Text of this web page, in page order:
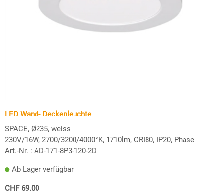
LED Wand- Deckenleuchte
SPACE, Ø235, weiss
230V/16W, 2700/3200/4000°K, 1710lm, CRI80, IP20, Phase
Art.-Nr. : AD-171-8P3-120-2D
Ab Lager verfügbar
CHF 69.00